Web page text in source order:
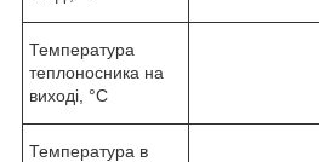
Температура
теплоносника на
виході, °C
Температура в